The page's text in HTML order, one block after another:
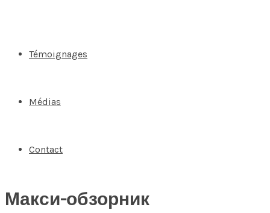
Témoignages
Médias
Contact
Макси-обзорник